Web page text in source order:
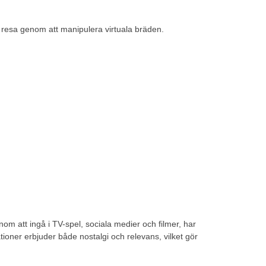
genom att manipulera virtuala bräden.
att ingå i TV-spel, sociala medier och filmer, har
erbjuder både nostalgi och relevans, vilket gör